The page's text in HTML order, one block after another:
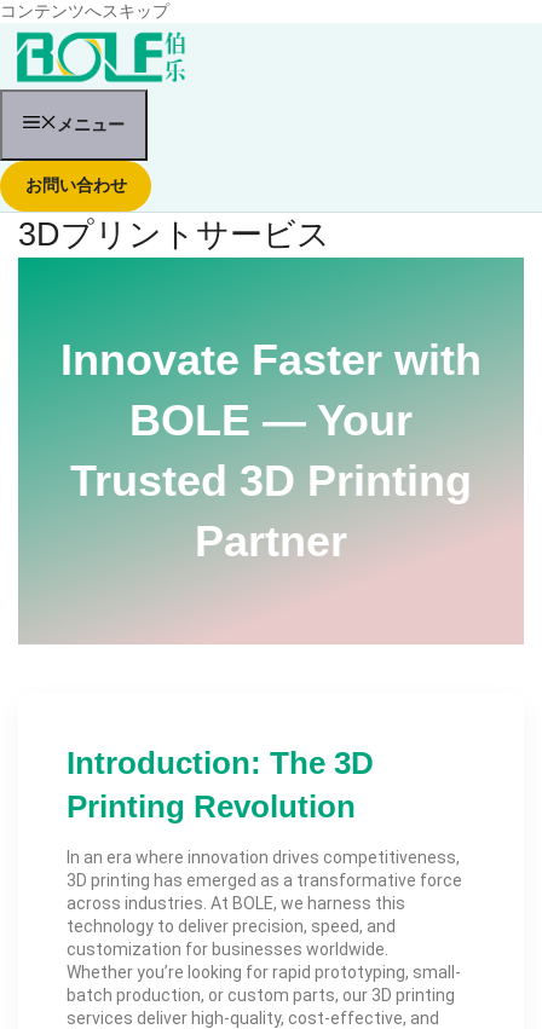
コンテンツへスキップ
メニュー
お問い合わせ
3Dプリントサービス
Innovate Faster with
BOLE — Your
Trusted 3D Printing
Partner
Introduction: The 3D
Printing Revolution
In an era where innovation drives competitiveness,
3D printing has emerged as a transformative force
across industries. At BOLE, we harness this
technology to deliver precision, speed, and
customization for businesses worldwide.
Whether you’re looking for rapid prototyping, small-
batch production, or custom parts, our 3D printing
services deliver high-quality, cost-effective, and